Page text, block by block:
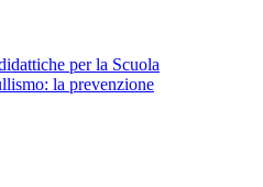
per la Scuola
la prevenzione